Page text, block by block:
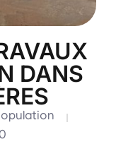
DANS